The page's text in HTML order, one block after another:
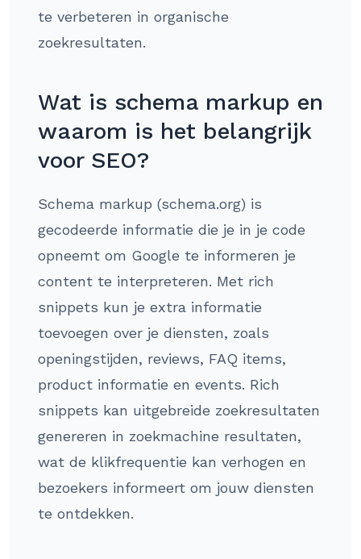
te verbeteren in organische
zoekresultaten.
Wat is schema markup en
waarom is het belangrijk
voor SEO?
Schema markup (schema.org) is
gecodeerde informatie die je in je code
opneemt om Google te informeren je
content te interpreteren. Met rich
snippets kun je extra informatie
toevoegen over je diensten, zoals
openingstijden, reviews, FAQ items,
product informatie en events. Rich
snippets kan uitgebreide zoekresultaten
genereren in zoekmachine resultaten,
wat de klikfrequentie kan verhogen en
bezoekers informeert om jouw diensten
te ontdekken.